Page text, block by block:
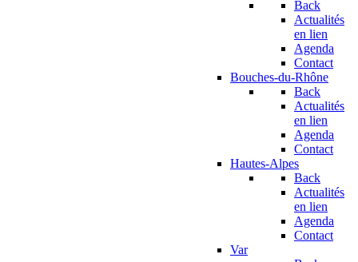
Back
Actualités
en lien
Agenda
Contact
Bouches-du-Rhône
Back
Actualités
en lien
Agenda
Contact
Hautes-Alpes
Back
Actualités
en lien
Agenda
Contact
Var